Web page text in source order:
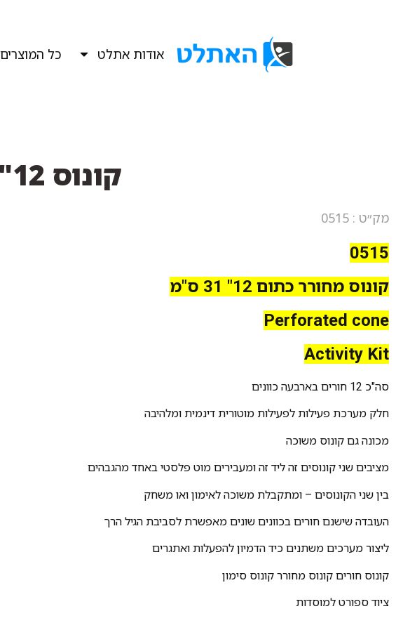
אודות אתלט כל המוצרים
קונוס 12" 31 ס"מ כתום חורים
מק״ט : 0515
0515
קונוס מחורר כתום 12" 31 ס"מ
Perforated cone
Activity Kit
סה"כ 12 חורים בארבעה כוונים
חלק מערכת פעילות לפעילות מוטורית דינמית ומלהיבה
מכונה גם קונוס משוכה
מציבים שני קונוסים זה ליד זה ומעבירים מוט פלסטי באחד מהגבהים
בין שני הקונוסים – ומתקבלת משוכה לאימון ואו משחק
העובדה שישנם חורים בכוונים שונים מאפשרת לסביבת הגיל הרך
ליצור מערכים משתנים כיד הדמיון להפעלות ואתגרים
קונוס חורים קונוס מחורר קונוס סימון
ציוד ספורט למוסדות